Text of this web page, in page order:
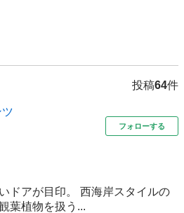
投稿64件
フォローする
ドアが目印。 西海岸スタイルの
葉植物を扱う...